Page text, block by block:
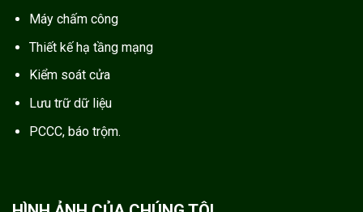
Máy chấm công
Thiết kế hạ tầng mạng
Kiểm soát cửa
Lưu trữ dữ liệu
PCCC, báo trộm.